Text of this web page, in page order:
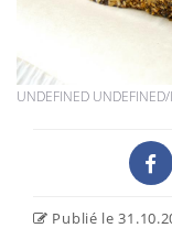
UNDEFINED UNDEFINED/
Publié le